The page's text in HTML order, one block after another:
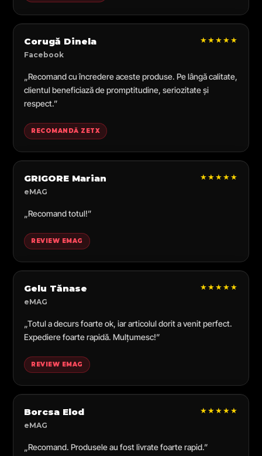
Corugă Dinela
Facebook
★★★★★
„Recomand cu încredere aceste produse. Pe lângă calitate,
clientul beneficiază de promptitudine, seriozitate și
respect.”
RECOMANDĂ ZETX
GRIGORE Marian
eMAG
★★★★★
„Recomand totul!”
REVIEW EMAG
Gelu Tănase
eMAG
★★★★★
„Totul a decurs foarte ok, iar articolul dorit a venit perfect.
Expediere foarte rapidă. Mulțumesc!”
REVIEW EMAG
Borcsa Elod
eMAG
★★★★★
„Recomand. Produsele au fost livrate foarte rapid.”